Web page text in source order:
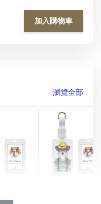
加入購物車
瀏覽全部